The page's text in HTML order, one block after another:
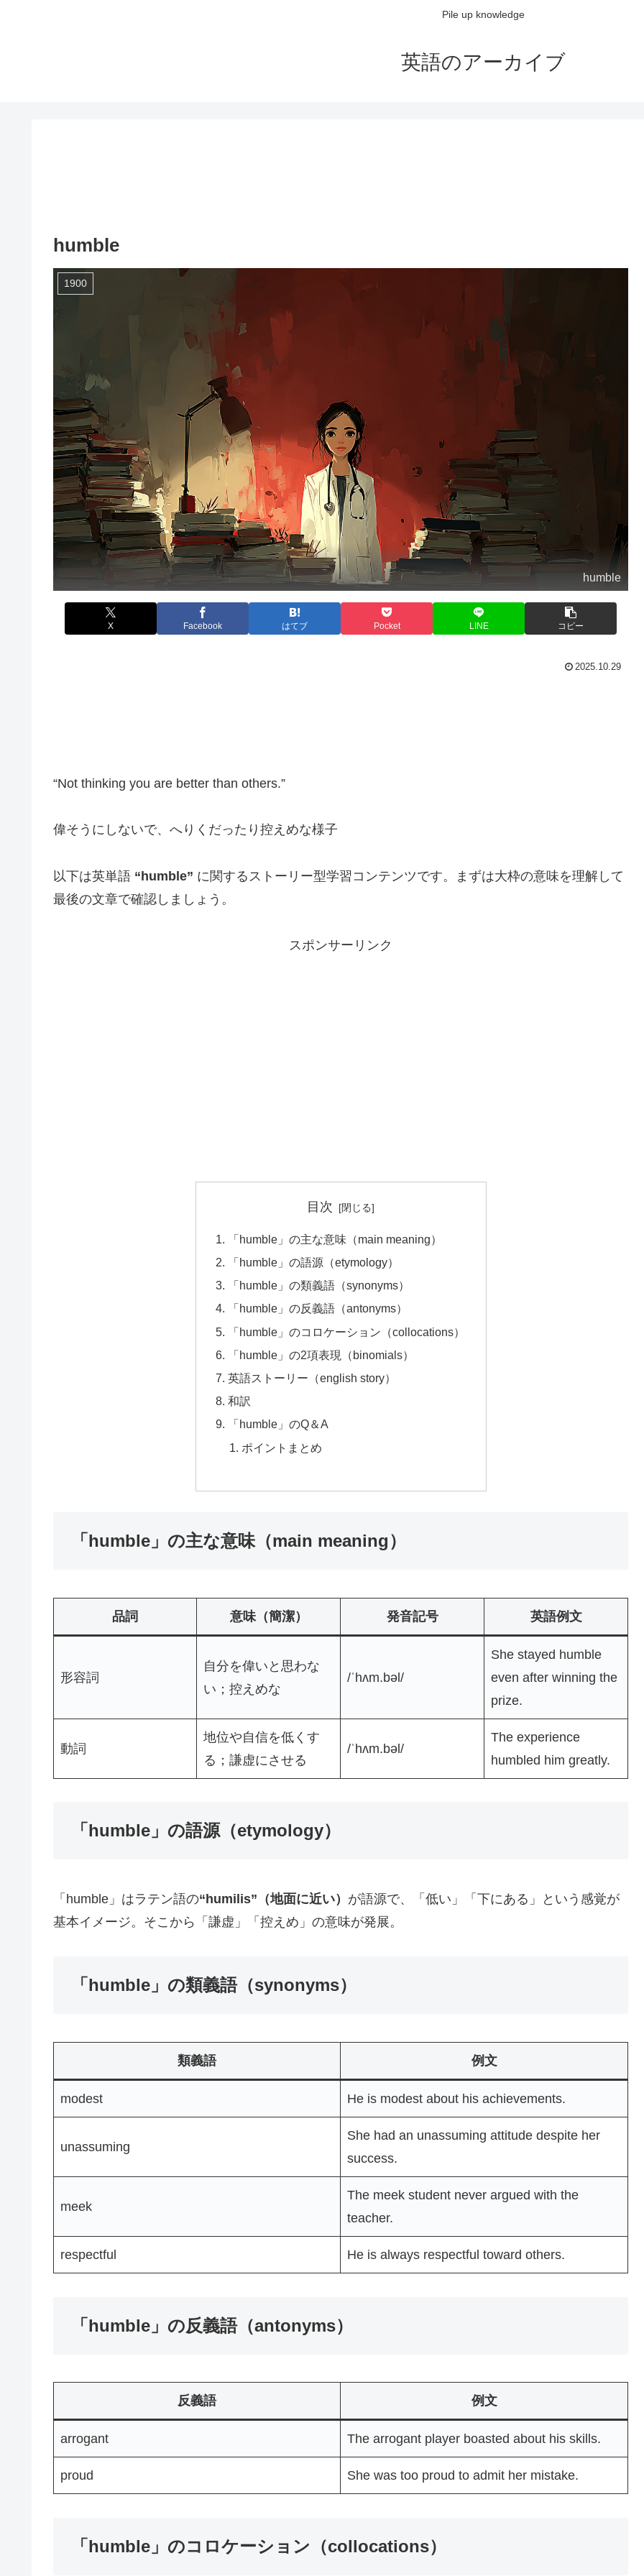
Pile up knowledge
英語のアーカイブ
humble
1900
humble
X Facebook はてブ Pocket LINE コピー
2025.10.29
“Not thinking you are better than others.”
偉そうにしないで、へりくだったり控えめな様子
以下は英単語 “humble” に関するストーリー型学習コンテンツです。まずは大枠の意味を理解して
最後の文章で確認しましょう。
スポンサーリンク
目次
「humble」の主な意味（main meaning）
「humble」の語源（etymology）
「humble」の類義語（synonyms）
「humble」の反義語（antonyms）
「humble」のコロケーション（collocations）
「humble」の2項表現（binomials）
英語ストーリー（english story）
和訳
「humble」のQ＆A
ポイントまとめ
「humble」の主な意味（main meaning）
品詞 意味（簡潔） 発音記号 英語例文
形容詞
自分を偉いと思わな
い；控えめな
/ˈhʌm.bəl/
She stayed humble
even after winning the
prize.
動詞
地位や自信を低くす
る；謙虚にさせる
/ˈhʌm.bəl/
The experience
humbled him greatly.
「humble」の語源（etymology）
「humble」はラテン語の“humilis”（地面に近い） が語源で、「低い」「下にある」という感覚が
基本イメージ。そこから「謙虚」「控えめ」の意味が発展。
「humble」の類義語（synonyms）
類義語 例文
modest He is modest about his achievements.
unassuming
She had an unassuming attitude despite her
success.
meek
The meek student never argued with the
teacher.
respectful He is always respectful toward others.
「humble」の反義語（antonyms）
反義語 例文
arrogant The arrogant player boasted about his skills.
proud She was too proud to admit her mistake.
「humble」のコロケーション（collocations）